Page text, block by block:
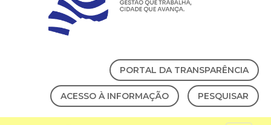
PORTAL DA TRANSPARÊNCIA
ACESSO À INFORMAÇÃO PESQUISAR